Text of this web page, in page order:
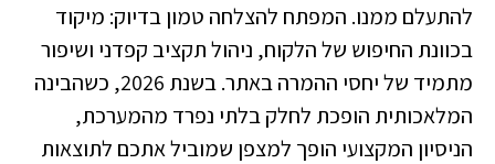
להתעלם ממנו. המפתח להצלחה טמון בדיוק: מיקוד
בכוונת החיפוש של הלקוח, ניהול תקציב קפדני ושיפור
מתמיד של יחסי ההמרה באתר. בשנת 2026, כשהבינה
המלאכותית הופכת לחלק בלתי נפרד מהמערכת,
הניסיון המקצועי הופך למצפן שמוביל אתכם לתוצאות